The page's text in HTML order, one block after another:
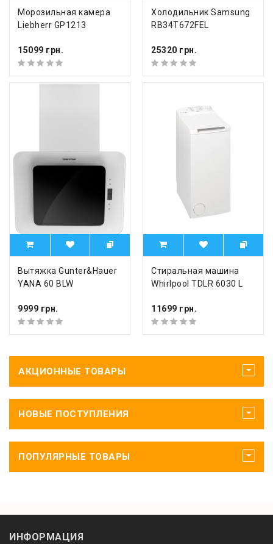
Морозильная камера
Liebherr GP1213
15099 грн.
Холодильник Samsung
RB34T672FEL
25320 грн.
Вытяжка Gunter&Hauer
YANA 60 BLW
9999 грн.
Стиральная машина
Whirlpool TDLR 6030 L
11699 грн.
АКЦИОННЫЕ ТОВАРЫ
НОВЫЕ ПОСТУПЛЕНИЯ
ПОПУЛЯРНЫЕ ТОВАРЫ
ИНФОРМАЦИЯ